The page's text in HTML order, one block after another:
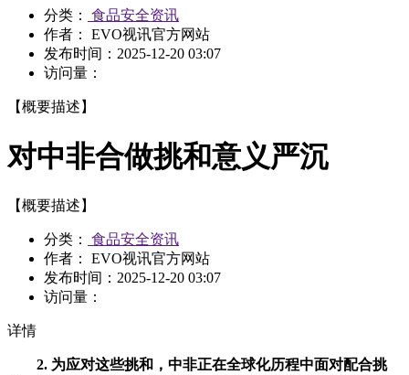
分类：
食品安全资讯
作者： EVO视讯官方网站
发布时间： 2025-12-20 03:07
访问量：
【概要描述】
对中非合做挑和意义严沉
【概要描述】
分类：
食品安全资讯
作者： EVO视讯官方网站
发布时间： 2025-12-20 03:07
访问量：
详情
2. 为应对这些挑和，中非正在全球化历程中面对配合挑